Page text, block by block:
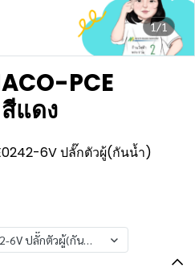
1/1
PCE
แดง
6V ปลั๊กตัวผู้(กันน้ำ)
6V ปลั๊กตัวผู้(กันน้ำ) 32A400V 4PIN